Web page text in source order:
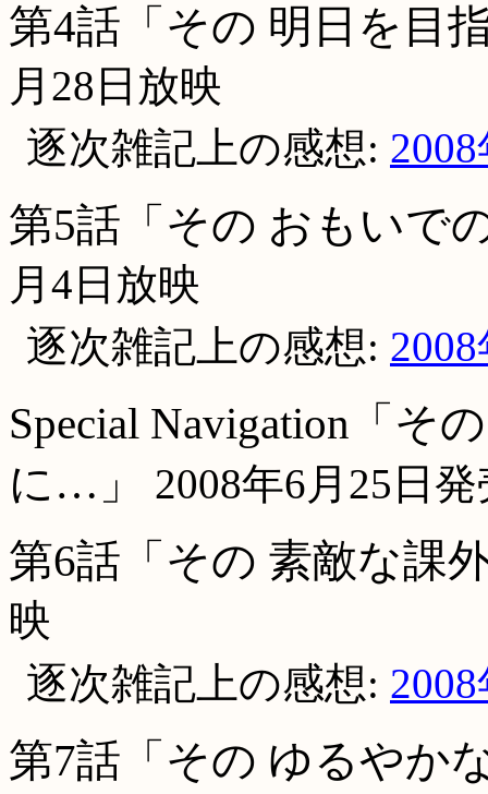
第4話「その 明日を目
月28日放映
逐次雑記上の感想:
第5話「その おもいで
月4日放映
逐次雑記上の感想:
Special Navigation「そ
に…」
2008年6月25日
第6話「その 素敵な課
映
逐次雑記上の感想:
第7話「その ゆるやか